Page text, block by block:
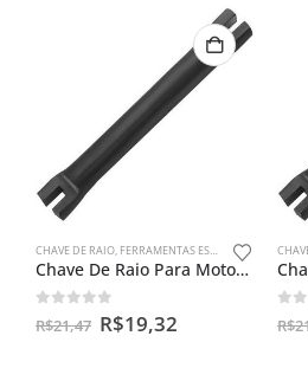
CHAVE DE RAIO, FERRAMENTAS ESPECIAIS
Chave De Raio Para Motos 8 X 9mm
out of 5
R$21,47 R$19,32 R$